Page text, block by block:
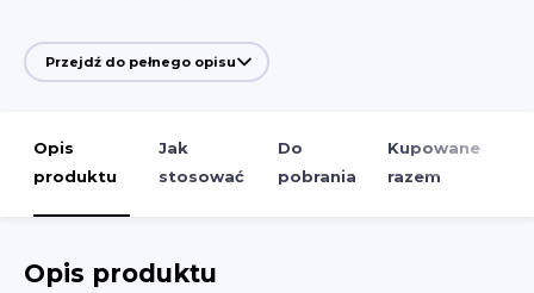
Przejdź do pełnego opisu
Opis
produktu
Jak
stosować
Do
pobrania
Kupowane
razem
Opis produktu